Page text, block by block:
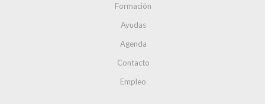
Formación
Ayudas
Agenda
Contacto
Empleo